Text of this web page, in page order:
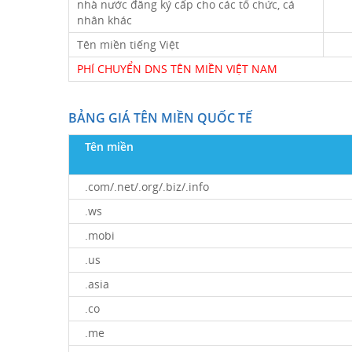
nhà nước đăng ký cấp cho các tổ chức, cá
nhân khác
Tên miền tiếng Việt
PHÍ CHUYỂN DNS TÊN MIỀN VIỆT NAM
BẢNG GIÁ TÊN MIỀN QUỐC TẾ
Tên miền
.com/.net/.org/.biz/.info
.ws
.mobi
.us
.asia
.co
.me